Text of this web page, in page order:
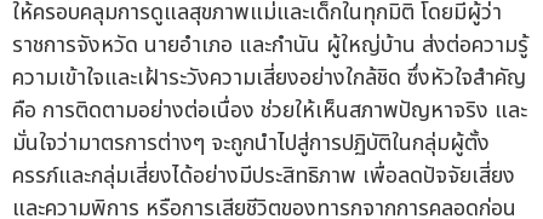
ให้ครอบคลุมการดูแลสุขภาพแม่และเด็กในทุกมิติ โดยมีผู้ว่า
ราชการจังหวัด นายอำเภอ และกำนัน ผู้ใหญ่บ้าน ส่งต่อความรู้
ความเข้าใจและเฝ้าระวังความเสี่ยงอย่างใกล้ชิด ซึ่งหัวใจสำคัญ
คือ การติดตามอย่างต่อเนื่อง ช่วยให้เห็นสภาพปัญหาจริง และ
มั่นใจว่ามาตรการต่างๆ จะถูกนำไปสู่การปฏิบัติในกลุ่มผู้ตั้ง
ครรภ์และกลุ่มเสี่ยงได้อย่างมีประสิทธิภาพ เพื่อลดปัจจัยเสี่ยง
และความพิการ หรือการเสียชีวิตของทารกจากการคลอดก่อน